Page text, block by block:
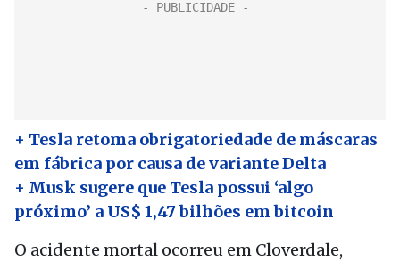
+ Tesla retoma obrigatoriedade de máscaras
em fábrica por causa de variante Delta
+ Musk sugere que Tesla possui ‘algo
próximo’ a US$ 1,47 bilhões em bitcoin
O acidente mortal ocorreu em Cloverdale,